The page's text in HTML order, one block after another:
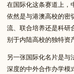
在国际化这条赛道上，
依然是与港澳高校的密
流、联合培养还是科研
别于内陆高校的独特资
另一张国际化名片是
深度的中外合作办学模